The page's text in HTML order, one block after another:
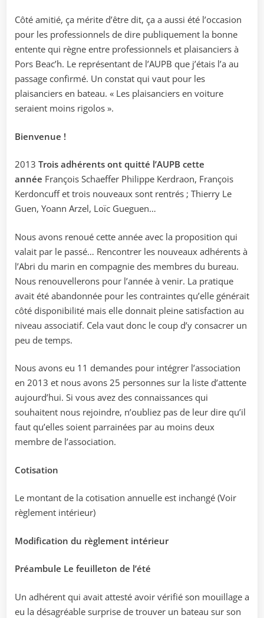
Côté amitié, ça mérite d’être dit, ça a aussi été l’occasion
pour les professionnels de dire publiquement la bonne
entente qui règne entre professionnels et plaisanciers à
Pors Beac’h. Le représentant de l’AUPB que j’étais l’a au
passage confirmé. Un constat qui vaut pour les
plaisanciers en bateau. « Les plaisanciers en voiture
seraient moins rigolos ».
Bienvenue !
2013 Trois adhérents ont quitté l’AUPB cette
année François Schaeffer Philippe Kerdraon, François
Kerdoncuff et trois nouveaux sont rentrés ; Thierry Le
Guen, Yoann Arzel, Loïc Gueguen…
Nous avons renoué cette année avec la proposition qui
valait par le passé… Rencontrer les nouveaux adhérents à
l’Abri du marin en compagnie des membres du bureau.
Nous renouvellerons pour l’année à venir. La pratique
avait été abandonnée pour les contraintes qu’elle générait
côté disponibilité mais elle donnait pleine satisfaction au
niveau associatif. Cela vaut donc le coup d’y consacrer un
peu de temps.
Nous avons eu 11 demandes pour intégrer l’association
en 2013 et nous avons 25 personnes sur la liste d’attente
aujourd’hui. Si vous avez des connaissances qui
souhaitent nous rejoindre, n’oubliez pas de leur dire qu’il
faut qu’elles soient parrainées par au moins deux
membre de l’association.
Cotisation
Le montant de la cotisation annuelle est inchangé (Voir
règlement intérieur)
Modification du règlement intérieur
Préambule Le feuilleton de l’été
Un adhérent qui avait attesté avoir vérifié son mouillage a
eu la désagréable surprise de trouver un bateau sur son